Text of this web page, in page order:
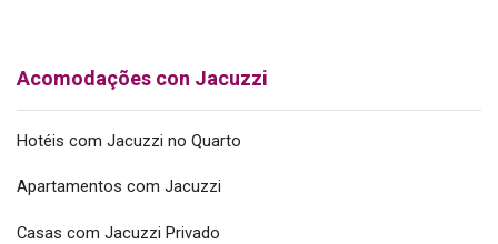
Acomodações con Jacuzzi
Hotéis com Jacuzzi no Quarto
Apartamentos com Jacuzzi
Casas com Jacuzzi Privado